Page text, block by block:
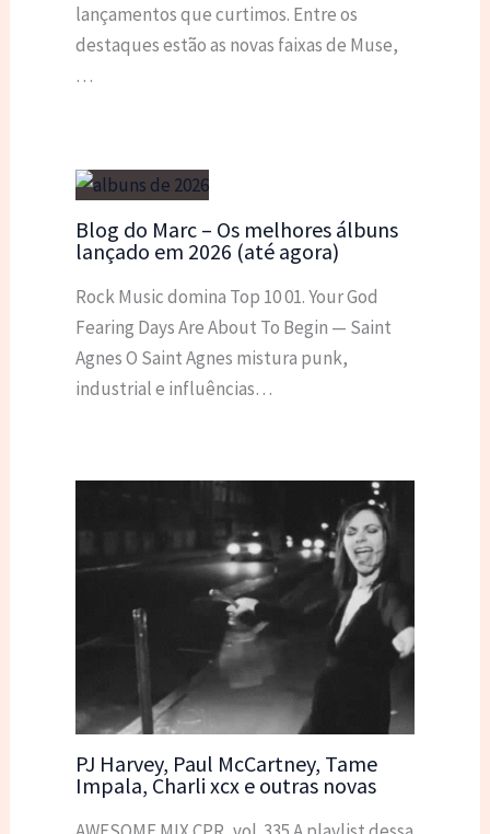
lançamentos que curtimos. Entre os
destaques estão as novas faixas de Muse,
…
Blog do Marc – Os melhores álbuns
lançado em 2026 (até agora)
Rock Music domina Top 10 01. Your God
Fearing Days Are About To Begin — Saint
Agnes O Saint Agnes mistura punk,
industrial e influências…
PJ Harvey, Paul McCartney, Tame
Impala, Charli xcx e outras novas